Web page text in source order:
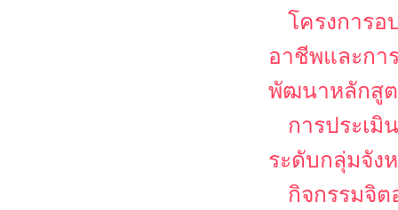
โครงการ
อาชีพและกา
พัฒนาหลักสูต
การประเมิ
ระดับกลุ่มจัง
กิจกรรมจิต